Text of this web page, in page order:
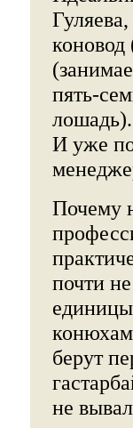
пять-
И уже
Почему
почти
берут
не